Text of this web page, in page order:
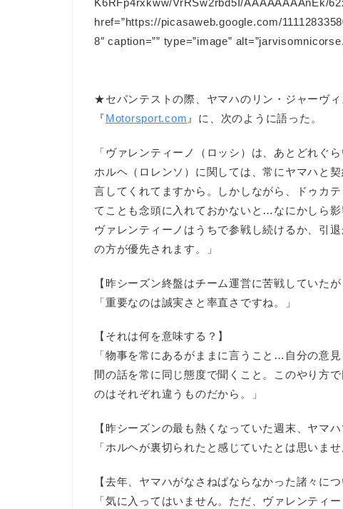
K6RFp4rxkww/VrRSw2rbd5I/AAAAAAAAnEk/
href=”https://picasaweb.google.com/
8″ caption=”” type=”image”
★セパンテストの際、ヤマハのリン・ジャーヴ
『Motorsport.com 』に、次のように語った。
「ヴァレンティーノ（ロッシ）は、あとどれぐ
ホルヘ（ロレンソ）に関しては、常にヤマハと
言してくれてますから。しかしながら、ドゥカ
てことも念頭に入れておかないと…なにかしら影
ヴァレンティーノはうちで参戦し続けるか、引
の方が優先されます。」
【昨シーズン終盤はチーム運営に苦戦していたが
「重要なのは誠実さと率直さですね。」
【それは何を意味する？】
「物事を常にあるがままに言うこと…自分の意
間の話を常に同じ態度で聞くこと。このやり方
のはそれぞれ違うものだから。」
【昨シーズンの最も熱くなっていた週末、ヤマ
「ホルヘが裏切られたと感じていたとは思いませ
【去年、ヤマハがなさねばならなかった諸々につ
「気に入ってはいません。ただ、ヴァレンティ